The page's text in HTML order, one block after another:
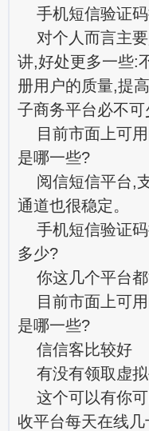
手机短信验证码
对个人而言主要
讲,好处更多一些:
册用户的质量,提
子商务平台必不可
目前市面上可用
是哪一些?
阅信短信平台,
通道也很稳定。
手机短信验证码
多少?
你这几个平台都
目前市面上可用
是哪一些?
信信客比较好
有没有领取虚拟
这个可以有你可
收平台每天在线